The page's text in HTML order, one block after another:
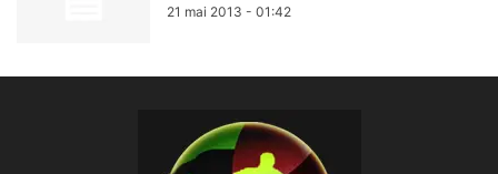
21 mai 2013 - 01:42